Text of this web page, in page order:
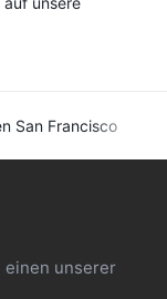
San Francisco
einen unserer